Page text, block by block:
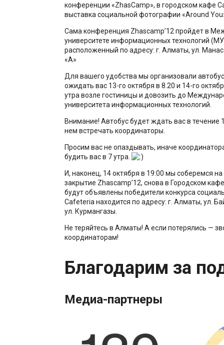
конференции «ZhasCamp», в городском кафе
выставка социальной фотографии «Around
Сама конференция Zhascamp’12 пройдет в
университете информационных технологий
расположенный по адресу: г. Алматы, ул.
«А»
Для вашего удобства мы организовали
ожидать вас 13-го октября в 8.20 и 14-го
утра возле гостиницы и довозить до
университета информационных технологий.
Внимание! Автобус будет ждать вас в течение
нем встречать координаторы.
Просим вас не опаздывать, иначе
будить вас в 7 утра.
И, наконец, 14 октября в 19:00 мы соберемся
закрытие Zhascamp’12, снова в Городском
будут объявлены победители конкурса
Cafeteria находится по адресу: г. Алматы, ул.
ул. Курмангазы.
Не теряйтесь в Алматы! А если потерялись —
координаторам!
Благодарим за
Медиа-партнеры